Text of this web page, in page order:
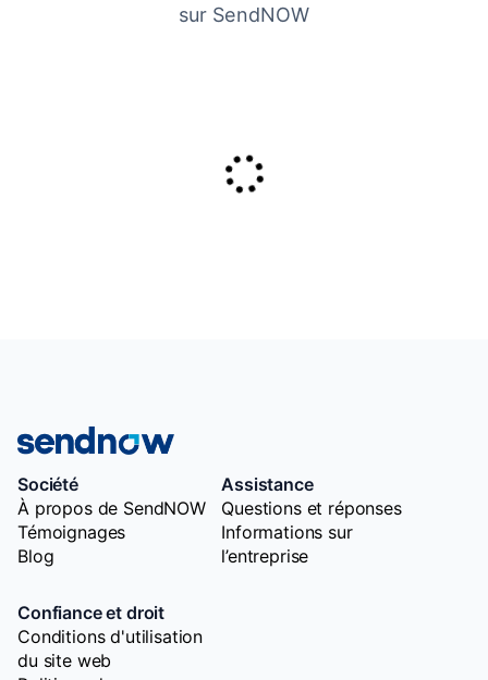
sur SendNOW
Société
À propos de SendNOW
Témoignages
Blog
Assistance
Questions et réponses
Informations sur
l’entreprise
Confiance et droit
Conditions d'utilisation
du site web